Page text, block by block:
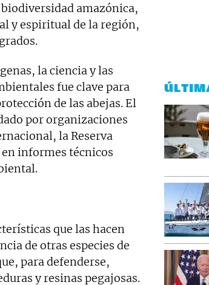
amazónica,
y espiritual de la región,
la ciencia y las
fue clave para
de las abejas. El
por organizaciones
la Reserva
en informes técnicos
que las hacen
de otras especies de
para defenderse,
y resinas pegajosas.